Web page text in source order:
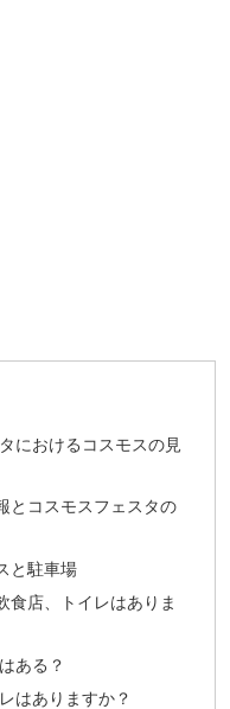
におけるコスモスの見
とコスモスフェスタの
と駐車場
食店、トイレはありま
ある？
はありますか？